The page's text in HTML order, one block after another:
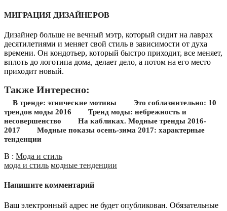
МИГРАЦИЯ ДИЗАЙНЕРОВ
Дизайнер больше не вечный мэтр, который сидит на лаврах
десятилетиями и меняет свой стиль в зависимости от духа
времени. Он кондотьер, который быстро приходит, все меняет,
вплоть до логотипа дома, делает дело, а потом на его место
приходит новый.
Также Интересно:
В тренде: этнические мотивы
Это соблазнительно: 10
трендов моды 2016
Тренд моды: небрежность и
несовершенство
На кабликах. Модные тренды 2016-
2017
Модные показы осень-зима 2017: характерные
тенденции
В : Мода и стиль
мода и стиль модные тенденции
Напишите комментарий
Ваш электронный адрес не будет опубликован. Обязательные